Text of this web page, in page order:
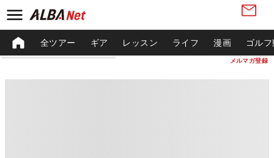
メルマガ登録
全ツアー ギア レッスン ライフ 漫画 ゴル